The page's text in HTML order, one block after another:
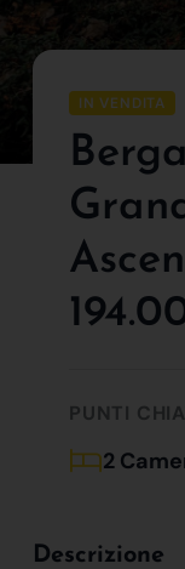
IN VENDITA
PUNTI
2
Descrizione